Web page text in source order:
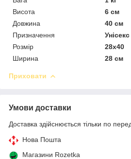
Висота
6 см
Довжина
40 см
Призначення
Унісекс
Розмір
28х40
Ширина
28 см
Приховати
Умови доставки
Доставка здійснюється тільки по
Нова Пошта
Магазини Rozetka